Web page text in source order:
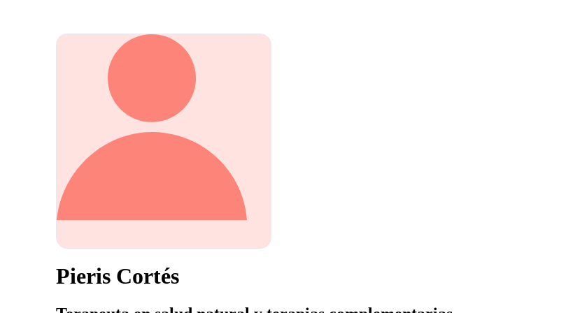
Pieris Cortés